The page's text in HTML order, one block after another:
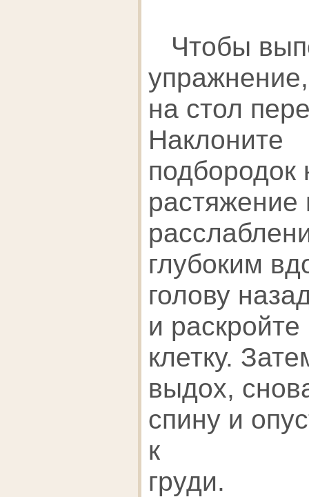
Чтобы
на стол
Наклоните
подбородок
глубоким
голову
и
клетку.
выдох,
спину и
к
груди.